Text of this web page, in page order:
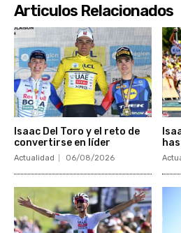
Articulos Relacionados
Isaac Del Toro y el reto de
convertirse en líder
Actualidad 06/08/2026